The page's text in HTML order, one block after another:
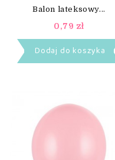
Balon lateksowy...
0,79 zł
Dodaj do koszyka